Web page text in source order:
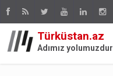
Türküstan.az
Adımız yolumuzdur